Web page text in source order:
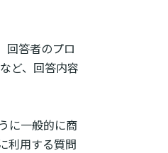
回答者のプロ
ど、回答内容
に一般的に商
利用する質問